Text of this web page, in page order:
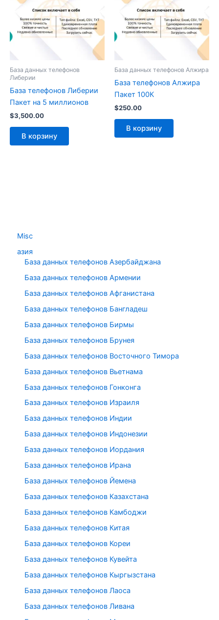
Misc
азия
База данных телефонов Азербайджана
База данных телефонов Армении
База данных телефонов Афганистана
База данных телефонов Бангладеш
База данных телефонов Бирмы
База данных телефонов Брунея
База данных телефонов Восточного Тимора
База данных телефонов Вьетнама
База данных телефонов Гонконга
База данных телефонов Израиля
База данных телефонов Индии
База данных телефонов Индонезии
База данных телефонов Иордания
База данных телефонов Ирана
База данных телефонов Йемена
База данных телефонов Казахстана
База данных телефонов Камбоджи
База данных телефонов Китая
База данных телефонов Кореи
База данных телефонов Кувейта
База данных телефонов Кыргызстана
База данных телефонов Лаоса
База данных телефонов Ливана
База данных телефонов
Либерии
База телефонов Либерии
Пакет на 5 миллионов
$3,500.00
В корзину
База данных телефонов Алжира
База телефонов Алжира
Пакет 100К
$250.00
В корзину